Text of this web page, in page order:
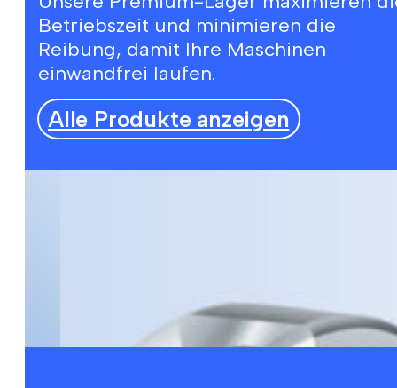
Betriebszeit und minimieren die
Reibung, damit Ihre Maschinen
einwandfrei laufen.
Alle Produkte anzeigen